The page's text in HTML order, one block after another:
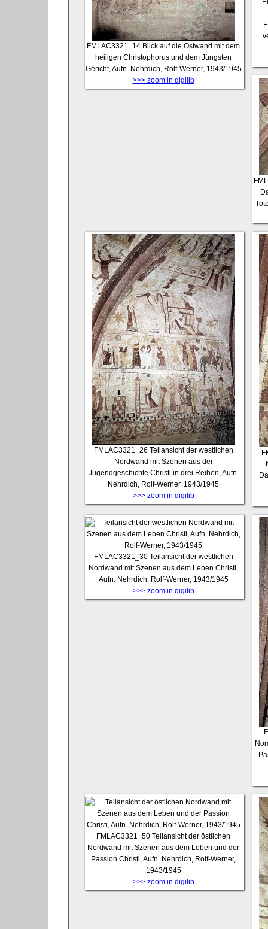
FMLAC3321_14 Blick auf die Ostwand mit dem
heiligen Christophorus und dem Jüngsten
Gericht, Aufn. Nehrdich, Rolf-Werner, 1943/1945
>>> zoom in digilib
FMLAC3321_26 Teilansicht der westlichen
Nordwand mit Szenen aus der
Jugendgeschichte Christi in drei Reihen, Aufn.
Nehrdich, Rolf-Werner, 1943/1945
>>> zoom in digilib
FMLAC3321_30 Teilansicht der westlichen
Nordwand mit Szenen aus dem Leben Christi,
Aufn. Nehrdich, Rolf-Werner, 1943/1945
>>> zoom in digilib
FMLAC3321_50 Teilansicht der östlichen
Nordwand mit Szenen aus dem Leben und der
Passion Christi, Aufn. Nehrdich, Rolf-Werner,
1943/1945
>>> zoom in digilib